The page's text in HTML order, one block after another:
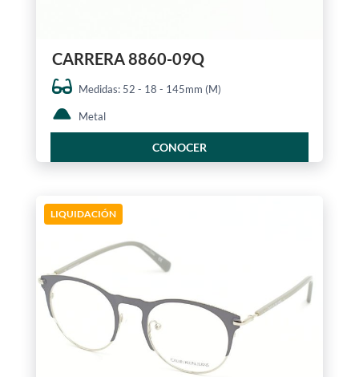
CARRERA 8860-09Q
Medidas: 52 - 18 - 145mm (M)
Metal
CONOCER
LIQUIDACIÓN